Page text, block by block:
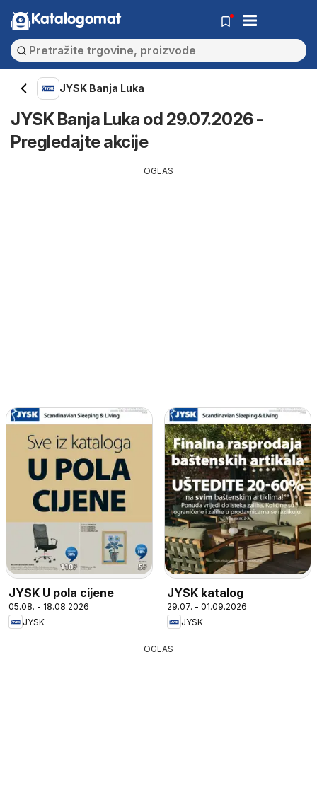
Katalogomat
JYSK Banja Luka
JYSK Banja Luka od 29.07.2026 -
Pregledajte akcije
OGLAS
JYSK U pola cijene
05.08. - 18.08.2026
JYSK
JYSK katalog
29.07. - 01.09.2026
JYSK
OGLAS